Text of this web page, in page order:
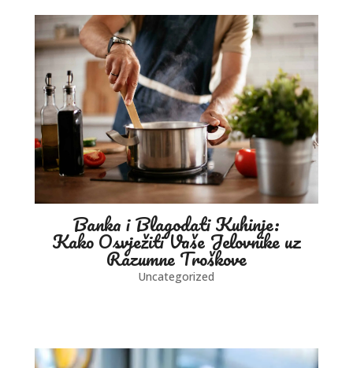
Banka i Blagodati Kuhinje:
Kako Osvježiti Vaše Jelovnike uz
Razumne Troškove
Uncategorized